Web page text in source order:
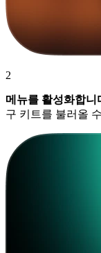
2
메뉴를 활성화합니
구 키트를 불러올